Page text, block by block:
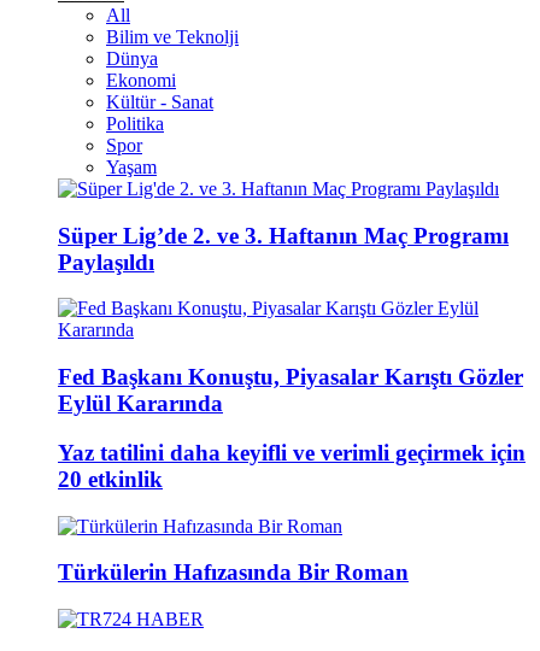
All
Bilim ve Teknolji
Dünya
Ekonomi
Kültür - Sanat
Politika
Spor
Yaşam
Süper Lig’de 2. ve 3. Haftanın Maç Programı
Paylaşıldı
Fed Başkanı Konuştu, Piyasalar Karıştı Gözler
Eylül Kararında
Yaz tatilini daha keyifli ve verimli geçirmek için
20 etkinlik
Türkülerin Hafızasında Bir Roman